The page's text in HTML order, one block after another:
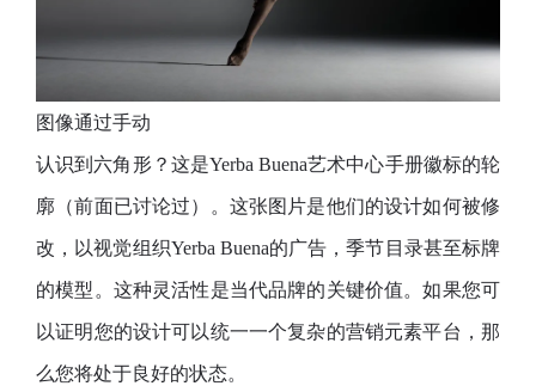
图像通过手动
认识到六角形？这是Yerba Buena艺术中心手册徽标的轮
廓（前面已讨论过）。这张图片是他们的设计如何被修
改，以视觉组织Yerba Buena的广告，季节目录甚至标牌
的模型。这种灵活性是当代品牌的关键价值。如果您可
以证明您的设计可以统一一个复杂的营销元素平台，那
么您将处于良好的状态。